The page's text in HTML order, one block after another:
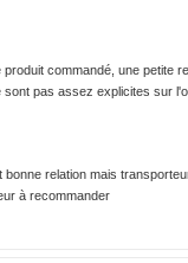
commandé, une petite
pas assez explicites sur
bonne relation mais
à recommander